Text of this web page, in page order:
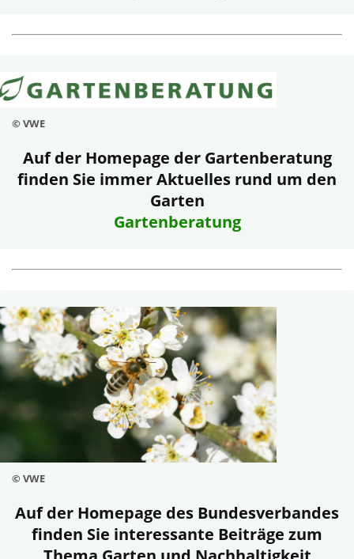
© VWE
Auf der Homepage der Gartenberatung
finden Sie immer Aktuelles rund um den
Garten
Gartenberatung
© VWE
Auf der Homepage des Bundesverbandes
finden Sie interessante Beiträge zum